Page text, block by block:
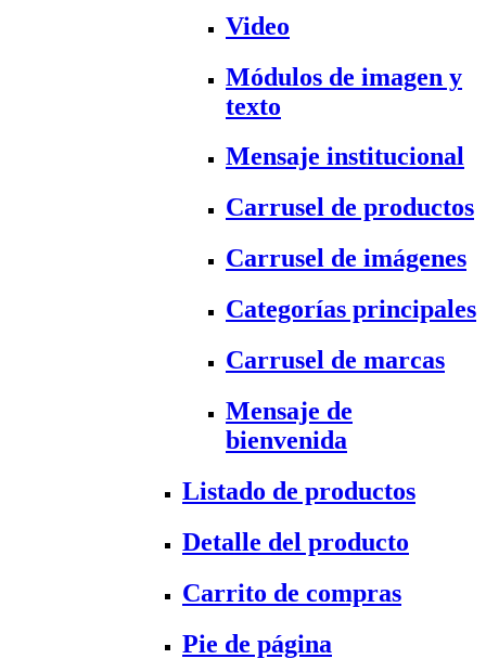
Video
Módulos de imagen y
texto
Mensaje institucional
Carrusel de productos
Carrusel de imágenes
Categorías principales
Carrusel de marcas
Mensaje de
bienvenida
Listado de productos
Detalle del producto
Carrito de compras
Pie de página